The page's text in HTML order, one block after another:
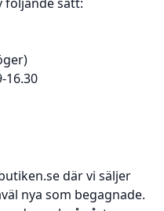
16.30
där vi säljer
nya som begagnade.